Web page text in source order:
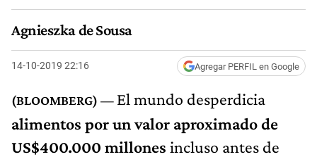
Agnieszka de Sousa
14-10-2019 22:16 Agregar PERFIL en Google
El mundo desperdicia
alimentos por un valor aproximado de
US$400.000 millones incluso antes de